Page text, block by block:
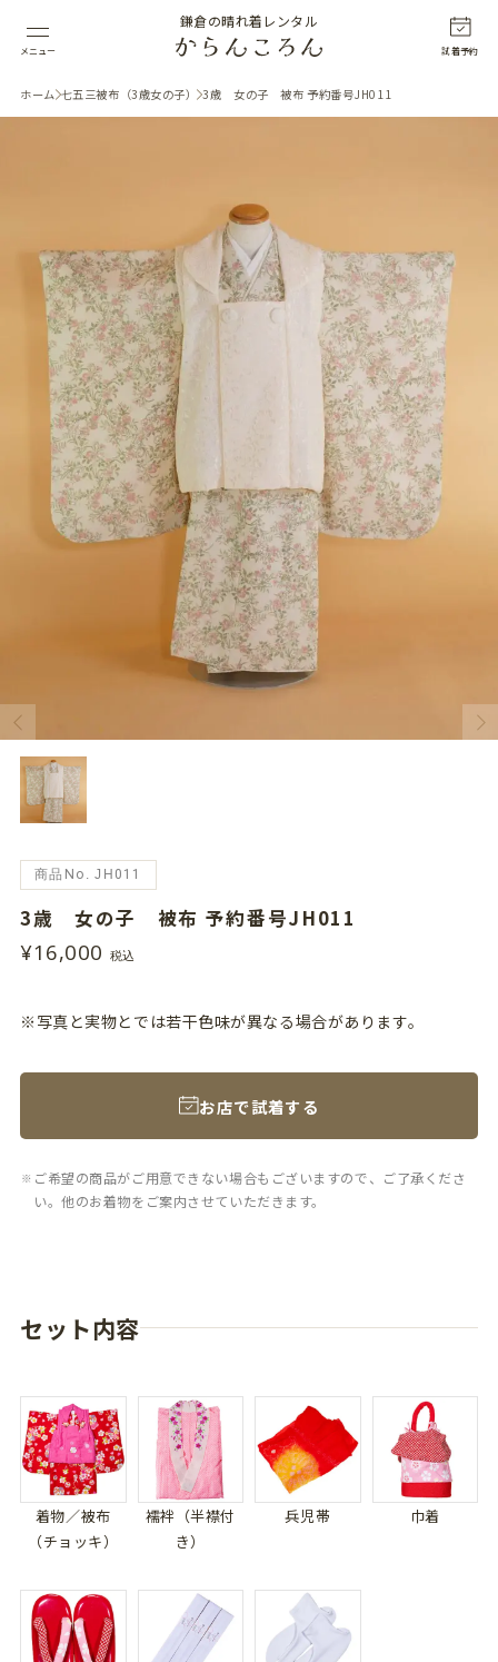
メニュー
鎌倉の晴れ着レンタル
試着予約
ホーム 七五三被布（3歳女の子） 3歳 女の子 被布 予約番号JH011
商品No. JH011
3歳 女の子 被布 予約番号JH011
¥16,000 税込
※写真と実物とでは若干色味が異なる場合があります。
お店で試着する
ご希望の商品がご用意できない場合もございますので、ご了承くださ
い。他のお着物をご案内させていただきます。
セット内容
着物／被布
（チョッキ）
襦袢（半襟付
き）
兵児帯 巾着